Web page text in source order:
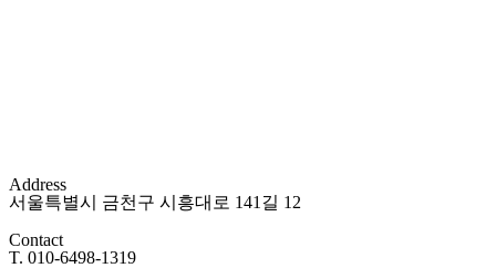
Address
서울특별시 금천구 시흥대로 141길 12
Contact
T. 010-6498-1319